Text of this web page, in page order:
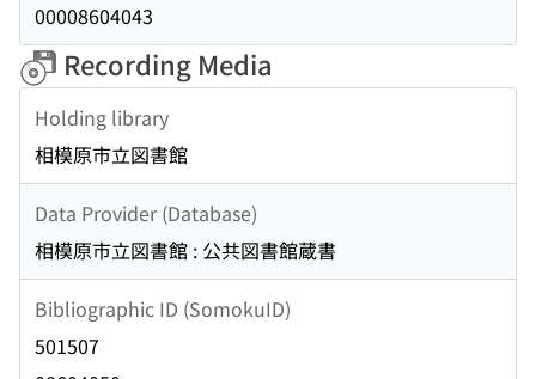
00008604043
Recording Media
Holding library
相模原市立図書館
Data Provider (Database)
相模原市立図書館 : 公共図書館蔵書
Bibliographic ID (SomokuID)
501507